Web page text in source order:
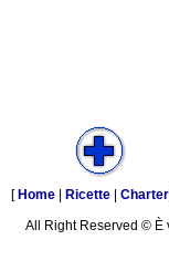
[ Home Ricette Charter
All Right Reserved © È